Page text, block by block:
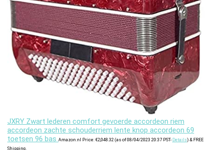
JXRY Zwart lederen comfort gevoerde accordeon riem
accordeon zachte schouderriem lente knop accordeon 69
toetsen 96 bas Amazon.nl Price: €2,048.32 (as of 08/04/2023 20:37 PST- Details) & FREE
Shipping